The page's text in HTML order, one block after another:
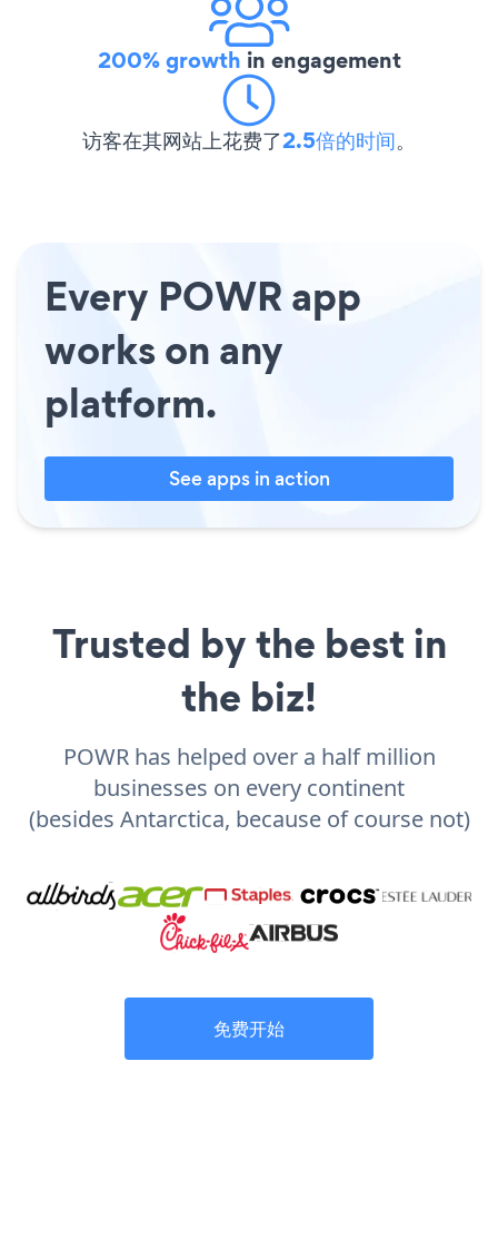
200% growth in engagement
访客在其网站上花费了2.5倍的时间。
Every POWR app
works on any
platform.
See apps in action
Trusted by the best in
the biz!
POWR has helped over a half million
businesses on every continent
(besides Antarctica, because of course not)
免费开始